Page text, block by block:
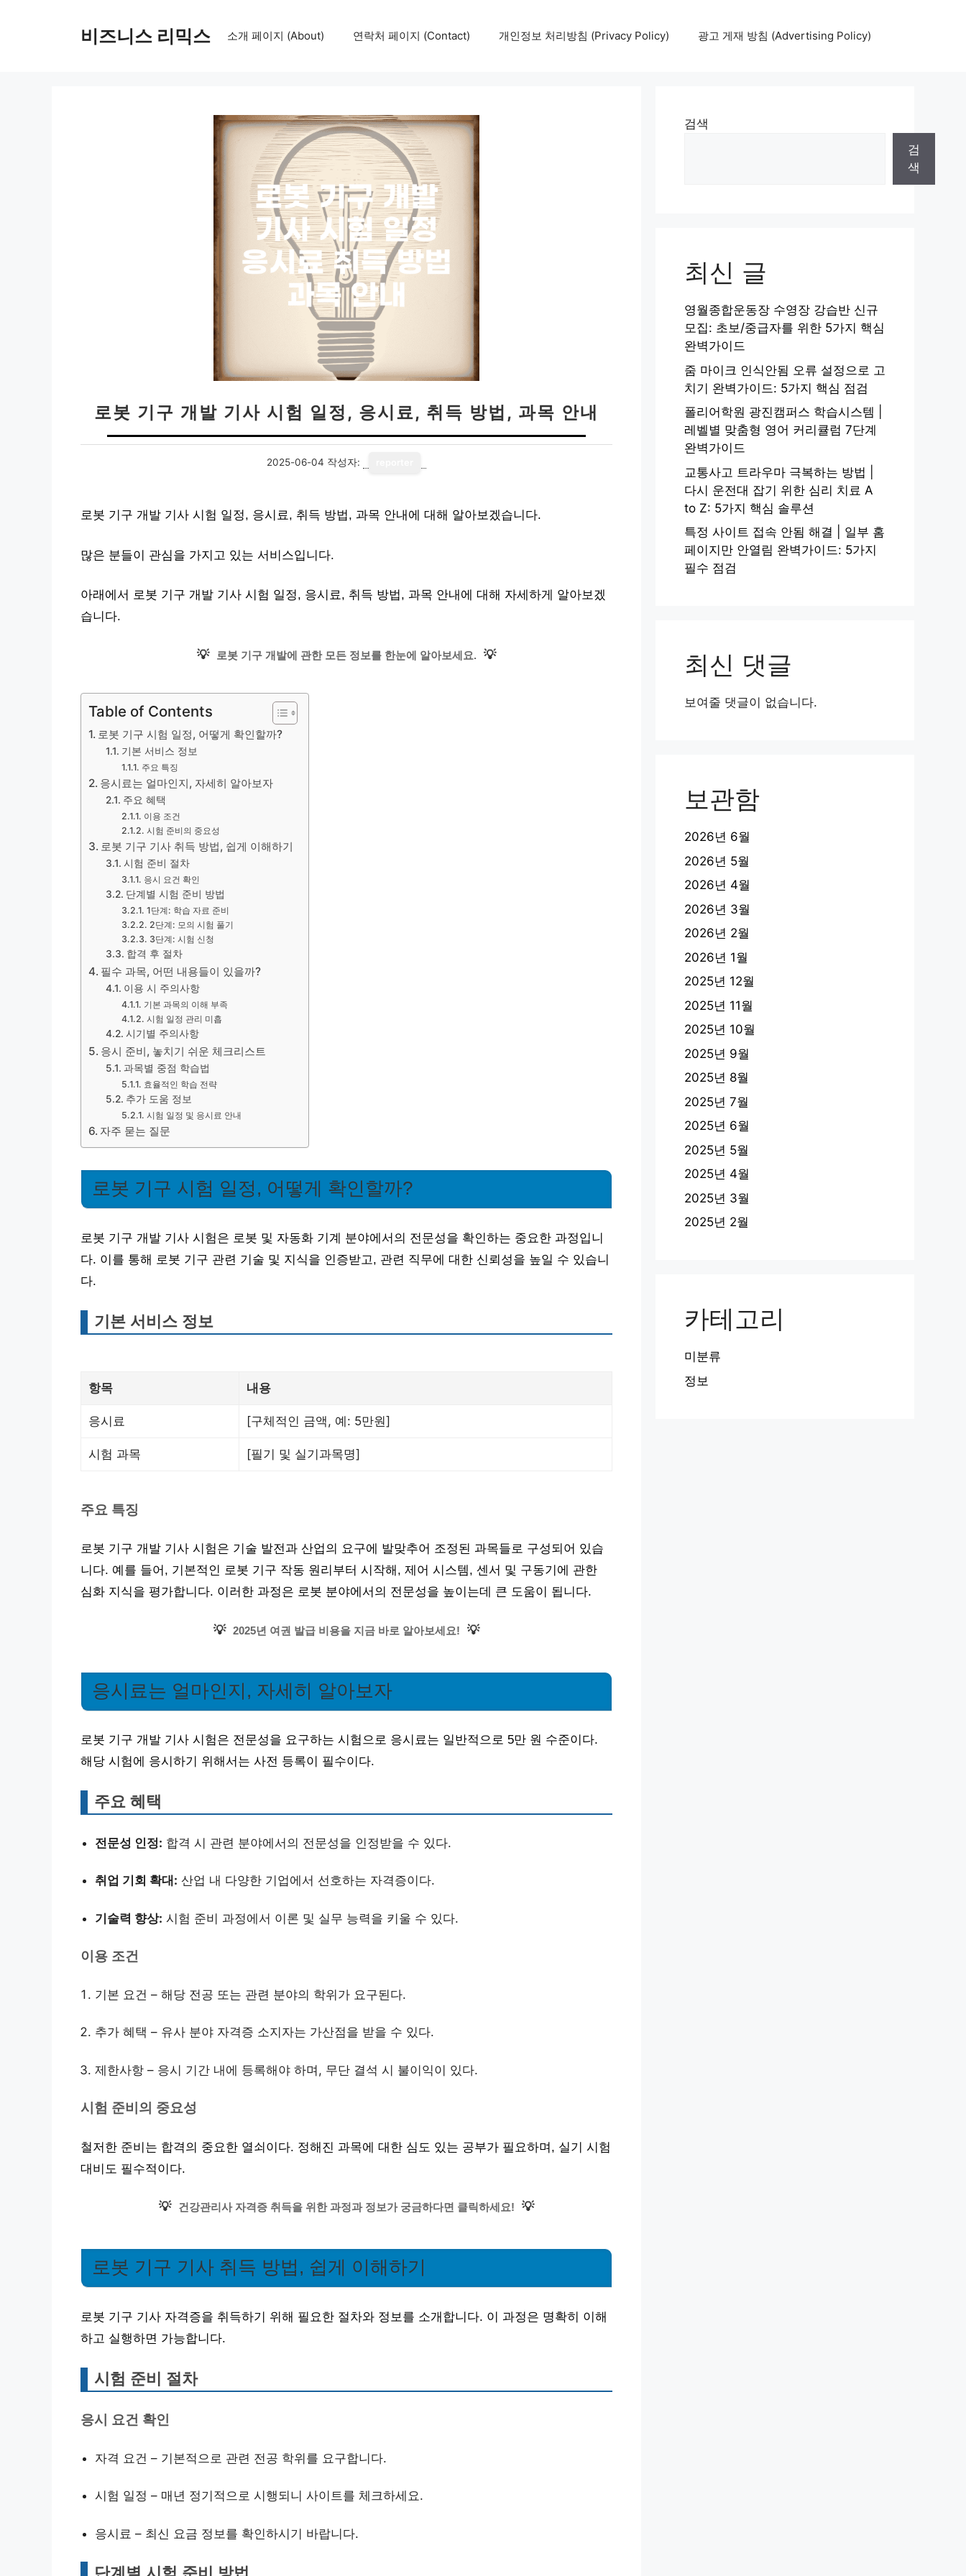
비즈니스 리믹스 소개 페이지 (About) 연락처 페이지 (Contact) 개인정보 처리방침 (Privacy Policy) 광고 게재 방침 (Advertising Policy)
로봇 기구 개발 기사 시험 일정, 응시료, 취득 방법, 과목 안내
2025-06-04 작성자:
로봇 기구 개발 기사 시험 일정, 응시료, 취득 방법, 과목 안내에 대해 알아보겠습니다.
많은 분들이 관심을 가지고 있는 서비스입니다.
아래에서 로봇 기구 개발 기사 시험 일정, 응시료, 취득 방법, 과목 안내에 대해 자세하게 알아보겠
습니다.
💡 로봇 기구 개발에 관한 모든 정보를 한눈에 알아보세요. 💡
Table of Contents
로봇 기구 시험 일정, 어떻게 확인할까?
기본 서비스 정보
주요 특징
응시료는 얼마인지, 자세히 알아보자
주요 혜택
이용 조건
시험 준비의 중요성
로봇 기구 기사 취득 방법, 쉽게 이해하기
시험 준비 절차
응시 요건 확인
단계별 시험 준비 방법
1단계: 학습 자료 준비
2단계: 모의 시험 풀기
3단계: 시험 신청
합격 후 절차
필수 과목, 어떤 내용들이 있을까?
이용 시 주의사항
기본 과목의 이해 부족
시험 일정 관리 미흡
시기별 주의사항
응시 준비, 놓치기 쉬운 체크리스트
과목별 중점 학습법
효율적인 학습 전략
추가 도움 정보
시험 일정 및 응시료 안내
자주 묻는 질문
로봇 기구 시험 일정, 어떻게 확인할까?
로봇 기구 개발 기사 시험은 로봇 및 자동화 기계 분야에서의 전문성을 확인하는 중요한 과정입니
다. 이를 통해 로봇 기구 관련 기술 및 지식을 인증받고, 관련 직무에 대한 신뢰성을 높일 수 있습니
다.
기본 서비스 정보
항목 내용
응시료 [구체적인 금액, 예: 5만원]
시험 과목 [필기 및 실기과목명]
주요 특징
로봇 기구 개발 기사 시험은 기술 발전과 산업의 요구에 발맞추어 조정된 과목들로 구성되어 있습
니다. 예를 들어, 기본적인 로봇 기구 작동 원리부터 시작해, 제어 시스템, 센서 및 구동기에 관한
심화 지식을 평가합니다. 이러한 과정은 로봇 분야에서의 전문성을 높이는데 큰 도움이 됩니다.
💡 2025년 여권 발급 비용을 지금 바로 알아보세요! 💡
응시료는 얼마인지, 자세히 알아보자
로봇 기구 개발 기사 시험은 전문성을 요구하는 시험으로 응시료는 일반적으로 5만 원 수준이다.
해당 시험에 응시하기 위해서는 사전 등록이 필수이다.
주요 혜택
전문성 인정: 합격 시 관련 분야에서의 전문성을 인정받을 수 있다.
취업 기회 확대: 산업 내 다양한 기업에서 선호하는 자격증이다.
기술력 향상: 시험 준비 과정에서 이론 및 실무 능력을 키울 수 있다.
이용 조건
기본 요건 – 해당 전공 또는 관련 분야의 학위가 요구된다.
추가 혜택 – 유사 분야 자격증 소지자는 가산점을 받을 수 있다.
제한사항 – 응시 기간 내에 등록해야 하며, 무단 결석 시 불이익이 있다.
시험 준비의 중요성
철저한 준비는 합격의 중요한 열쇠이다. 정해진 과목에 대한 심도 있는 공부가 필요하며, 실기 시험
대비도 필수적이다.
💡 건강관리사 자격증 취득을 위한 과정과 정보가 궁금하다면 클릭하세요! 💡
로봇 기구 기사 취득 방법, 쉽게 이해하기
로봇 기구 기사 자격증을 취득하기 위해 필요한 절차와 정보를 소개합니다. 이 과정은 명확히 이해
하고 실행하면 가능합니다.
시험 준비 절차
응시 요건 확인
자격 요건 – 기본적으로 관련 전공 학위를 요구합니다.
시험 일정 – 매년 정기적으로 시행되니 사이트를 체크하세요.
응시료 – 최신 요금 정보를 확인하시기 바랍니다.
검색
검
색
최신 글
영월종합운동장 수영장 강습반 신규
모집: 초보/중급자를 위한 5가지 핵심
완벽가이드
줌 마이크 인식안됨 오류 설정으로 고
치기 완벽가이드: 5가지 핵심 점검
폴리어학원 광진캠퍼스 학습시스템 |
레벨별 맞춤형 영어 커리큘럼 7단계
완벽가이드
교통사고 트라우마 극복하는 방법 |
다시 운전대 잡기 위한 심리 치료 A
to Z: 5가지 핵심 솔루션
특정 사이트 접속 안됨 해결 | 일부 홈
페이지만 안열림 완벽가이드: 5가지
필수 점검
최신 댓글
보여줄 댓글이 없습니다.
보관함
2026년 6월
2026년 5월
2026년 4월
2026년 3월
2026년 2월
2026년 1월
2025년 12월
2025년 11월
2025년 10월
2025년 9월
2025년 8월
2025년 7월
2025년 6월
2025년 5월
2025년 4월
2025년 3월
2025년 2월
카테고리
미분류
정보